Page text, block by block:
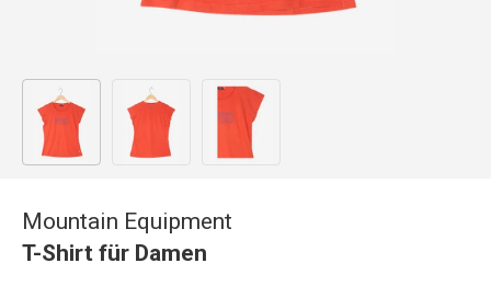
Bild 1 in Galerieansicht laden
Mountain Equipment
T-Shirt für Damen